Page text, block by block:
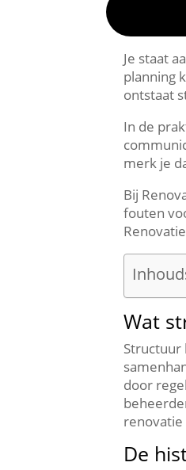
Je staat
planning
ontstaat
In de
merk je
Bij
fouten
Wat
Structuur
door
De